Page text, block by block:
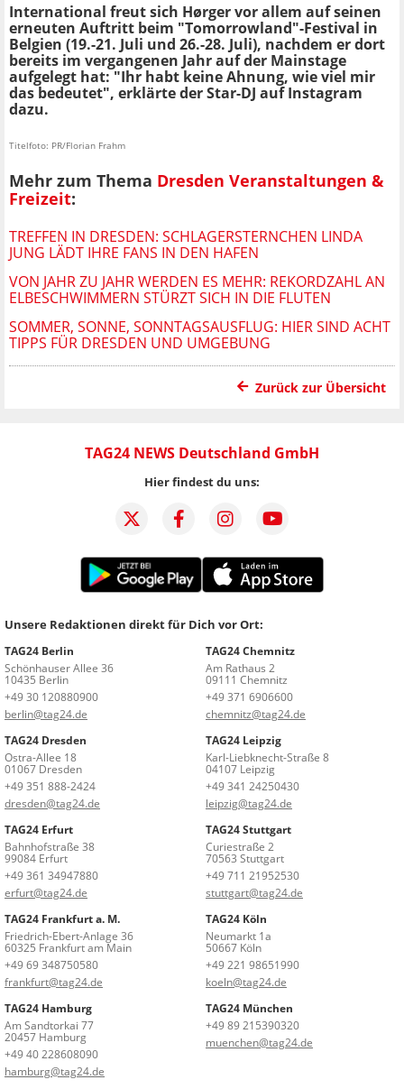
International freut sich Hørger vor allem auf seinen
erneuten Auftritt beim "Tomorrowland"-Festival in
Belgien (19.-21. Juli und 26.-28. Juli), nachdem er dort
bereits im vergangenen Jahr auf der Mainstage
aufgelegt hat: "Ihr habt keine Ahnung, wie viel mir
das bedeutet", erklärte der Star-DJ auf Instagram
dazu.
Titelfoto: PR/Florian Frahm
Mehr zum Thema Dresden Veranstaltungen &
Freizeit:
TREFFEN IN DRESDEN: SCHLAGERSTERNCHEN LINDA
JUNG LÄDT IHRE FANS IN DEN HAFEN
VON JAHR ZU JAHR WERDEN ES MEHR: REKORDZAHL AN
ELBESCHWIMMERN STÜRZT SICH IN DIE FLUTEN
SOMMER, SONNE, SONNTAGSAUSFLUG: HIER SIND ACHT
TIPPS FÜR DRESDEN UND UMGEBUNG
Zurück zur Übersicht
TAG24 NEWS Deutschland GmbH
Hier findest du uns:
Unsere Redaktionen direkt für Dich vor Ort:
TAG24 Berlin
Schönhauser Allee 36
10435 Berlin
+49 30 120880900
berlin@tag24.de
TAG24 Chemnitz
Am Rathaus 2
09111 Chemnitz
+49 371 6906600
chemnitz@tag24.de
TAG24 Dresden
Ostra-Allee 18
01067 Dresden
+49 351 888-2424
dresden@tag24.de
TAG24 Leipzig
Karl-Liebknecht-Straße 8
04107 Leipzig
+49 341 24250430
leipzig@tag24.de
TAG24 Erfurt
Bahnhofstraße 38
99084 Erfurt
+49 361 34947880
erfurt@tag24.de
TAG24 Stuttgart
Curiestraße 2
70563 Stuttgart
+49 711 21952530
stuttgart@tag24.de
TAG24 Frankfurt a. M.
Friedrich-Ebert-Anlage 36
60325 Frankfurt am Main
+49 69 348750580
frankfurt@tag24.de
TAG24 Köln
Neumarkt 1a
50667 Köln
+49 221 98651990
koeln@tag24.de
TAG24 Hamburg
Am Sandtorkai 77
20457 Hamburg
+49 40 228608090
hamburg@tag24.de
TAG24 München
+49 89 215390320
muenchen@tag24.de